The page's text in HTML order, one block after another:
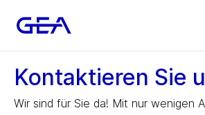
Kontaktieren Sie
Wir sind für Sie da! Mit nur wenigen